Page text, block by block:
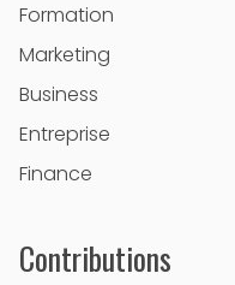
Formation
Marketing
Business
Entreprise
Finance
Contributions